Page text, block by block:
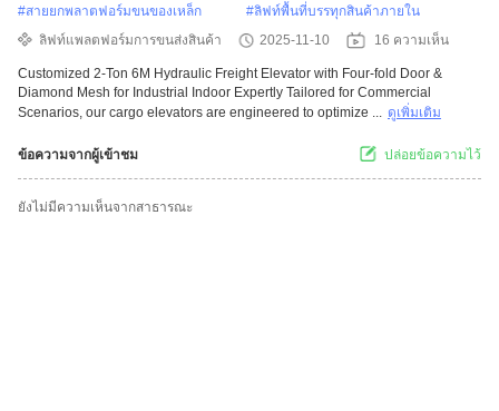
#สายยกพลาตฟอร์มขนของเหล็ก #ลิฟท์พื้นที่บรรทุกสินค้าภายใน
ลิฟท์แพลตฟอร์มการขนส่งสินค้า
2025-11-10 16 ความเห็น
Customized 2-Ton 6M Hydraulic Freight Elevator with Four-fold Door &
Diamond Mesh for Industrial Indoor Expertly Tailored for Commercial
Scenarios, our cargo elevators are engineered to optimize ... ดูเพิ่มเติม
ข้อความจากผู้เข้าชม ปล่อยข้อความไว้
ยังไม่มีความเห็นจากสาธารณะ